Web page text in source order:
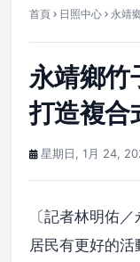
首頁 日照中心 永靖
永靖鄉竹
打造複合
星期日, 1月 24,
〔記者林明佑
居民有更好的